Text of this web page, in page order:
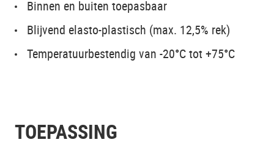
Binnen en buiten toepasbaar
Blijvend elasto-plastisch (max. 12,5% rek)
Temperatuurbestendig van -20°C tot +75°C
TOEPASSING